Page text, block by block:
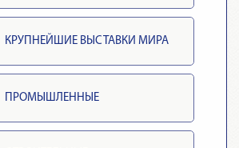
КРУПНЕЙШИЕ ВЫСТАВКИ МИРА
ПРОМЫШЛЕННЫЕ